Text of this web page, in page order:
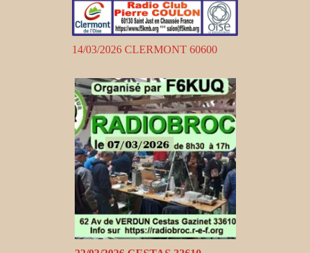
14/03/2026 CLERMONT 60600